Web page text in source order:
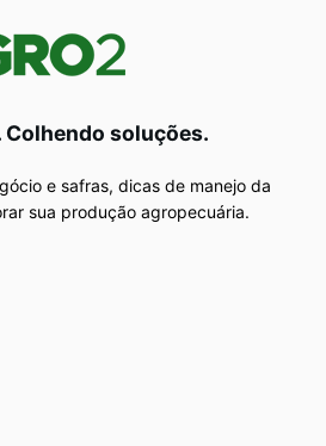
Colhendo soluções.
e safras, dicas de manejo da
sua produção agropecuária.